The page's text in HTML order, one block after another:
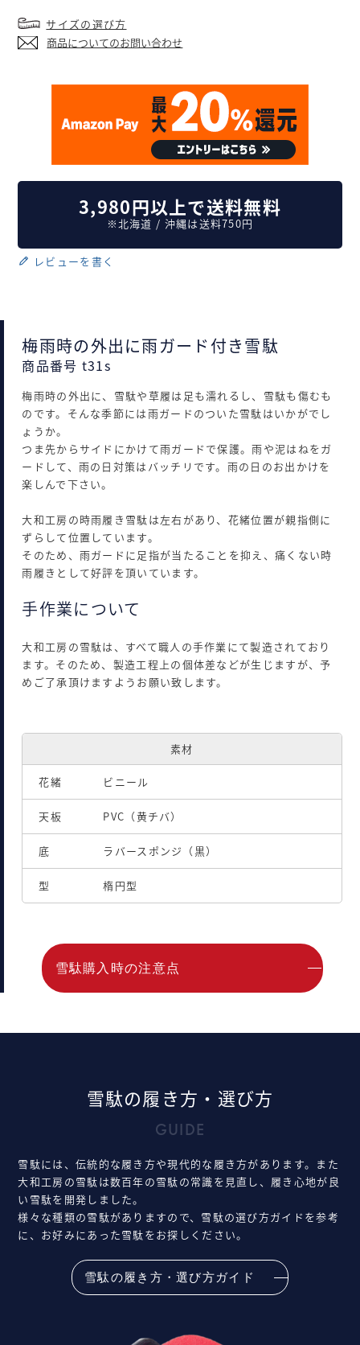
サイズの選び方
商品についてのお問い合わせ
3,980円以上で送料無料
※北海道 / 沖縄は送料750円
レビューを書く
梅雨時の外出に雨ガード付き雪駄
商品番号 t31s
梅雨時の外出に、雪駄や草履は足も濡れるし、雪駄も傷むも
のです。そんな季節には雨ガードのついた雪駄はいかがでし
ょうか。
つま先からサイドにかけて雨ガードで保護。雨や泥はねをガ
ードして、雨の日対策はバッチリです。雨の日のお出かけを
楽しんで下さい。
大和工房の時雨履き雪駄は左右があり、花緒位置が親指側に
ずらして位置しています。
そのため、雨ガードに足指が当たることを抑え、痛くない時
雨履きとして好評を頂いています。
手作業について
大和工房の雪駄は、すべて職人の手作業にて製造されており
ます。そのため、製造工程上の個体差などが生じますが、予
めご了承頂けますようお願い致します。
素材
花緒 ビニール
天板 PVC（黄チバ）
底 ラバースポンジ（黒）
型 楕円型
雪駄購入時の注意点
雪駄の履き方・選び方
GUIDE
雪駄には、伝統的な履き方や現代的な履き方があります。また
大和工房の雪駄は数百年の雪駄の常識を見直し、履き心地が良
い雪駄を開発しました。
様々な種類の雪駄がありますので、雪駄の選び方ガイドを参考
に、お好みにあった雪駄をお探しください。
雪駄の履き方・選び方ガイド